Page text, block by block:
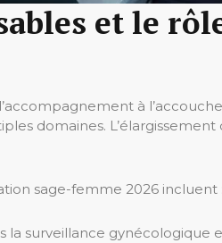
et le
à
domaines.
sage-femme 2026 incluent :
la surveillance gynécologique